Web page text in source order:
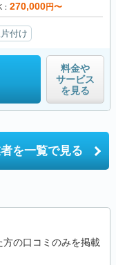
270,000円〜
付け
料金や
サービス
を見る
を一覧で見る
の口コミのみを掲載